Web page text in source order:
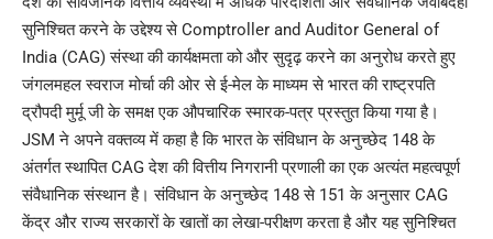
सुनिश्चित करने के उद्देश्य से Comptroller and Auditor General of
India (CAG) संस्था की कार्यक्षमता को और सुदृढ़ करने का अनुरोध करते हुए
जंगलमहल स्वराज मोर्चा की ओर से ई-मेल के माध्यम से भारत की राष्ट्रपति
द्रौपदी मुर्मू जी के समक्ष एक औपचारिक स्मारक-पत्र प्रस्तुत किया गया है।
JSM ने अपने वक्तव्य में कहा है कि भारत के संविधान के अनुच्छेद 148 के
अंतर्गत स्थापित CAG देश की वित्तीय निगरानी प्रणाली का एक अत्यंत महत्वपूर्ण
संवैधानिक संस्थान है। संविधान के अनुच्छेद 148 से 151 के अनुसार CAG
केंद्र और राज्य सरकारों के खातों का लेखा-परीक्षण करता है और यह सुनिश्चित